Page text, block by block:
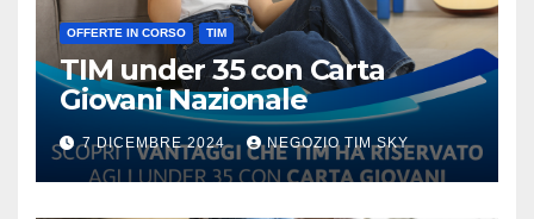
OFFERTE IN CORSO TIM
TIM under 35 con Carta
Giovani Nazionale
7 DICEMBRE 2024 NEGOZIO TIM SKY